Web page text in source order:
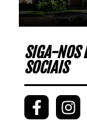
SIGA-NOS
SOCIAIS